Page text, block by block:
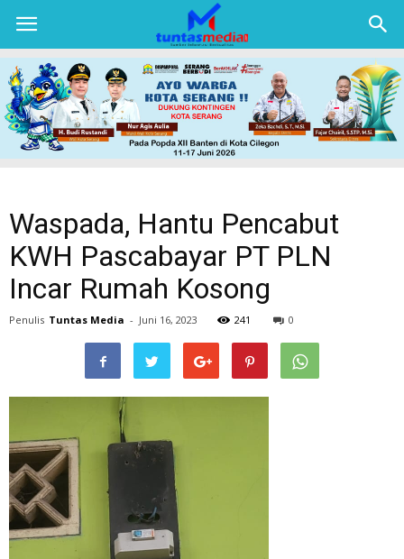
TUNTAS
MEDIA
Waspada, Hantu Pencabut
KWH Pascabayar PT PLN
Incar Rumah Kosong
Penulis Tuntas Media - Juni 16, 2023 241 0